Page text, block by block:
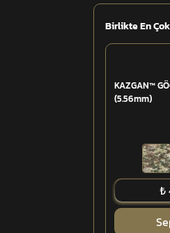
Birlikte En
KAZGAN™
(5.56mm)
₺